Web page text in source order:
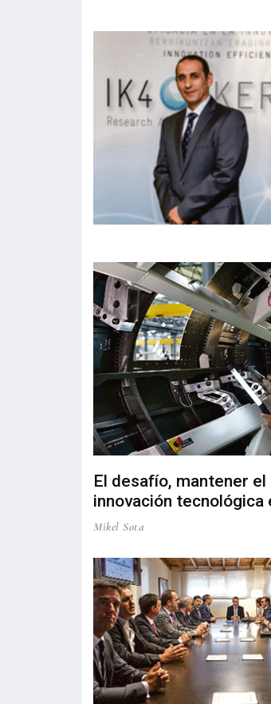
El desafío, mantener
innovación tecnológica
Mikel Sota